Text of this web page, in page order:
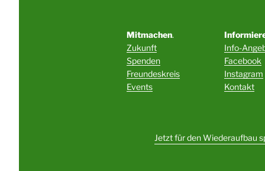
Mitmachen.
Zukunft
Spenden
Freundeskreis
Events
Info-
Facebook
Instagram
Kontakt
Jetzt für den Wiederaufbau